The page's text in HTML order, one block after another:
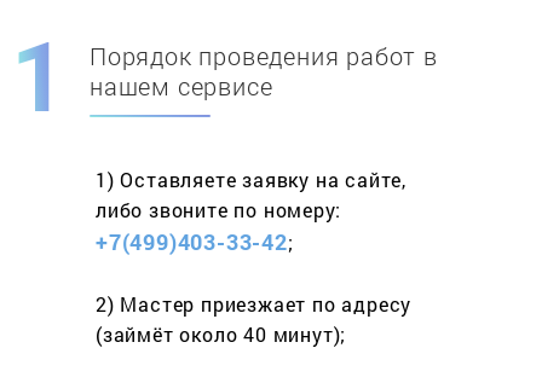
Скидка при первомзаказе на адрес
составит 15%
Работаем более 10 лет
весь спектр услуг
Порядок проведения работ в
нашем сервисе
1) Оставляете заявку на сайте,
либо звоните по номеру:
+7(499)403-33-42;
2) Мастер приезжает по адресу
(займёт около 40 минут);